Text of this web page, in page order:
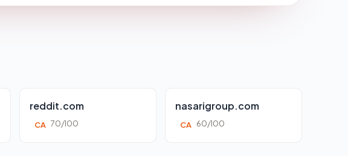
reddit.com
CA 70/100
nasarigroup.com
CA 60/100